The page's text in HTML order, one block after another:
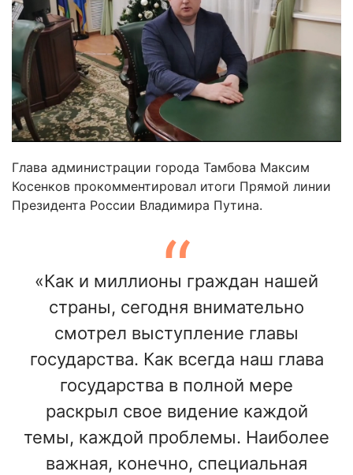
Глава администрации города Тамбова Максим
Косенков прокомментировал итоги Прямой линии
Президента России Владимира Путина.
«Как и миллионы граждан нашей
страны, сегодня внимательно
смотрел выступление главы
государства. Как всегда наш глава
государства в полной мере
раскрыл свое видение каждой
темы, каждой проблемы. Наиболее
важная, конечно, специальная